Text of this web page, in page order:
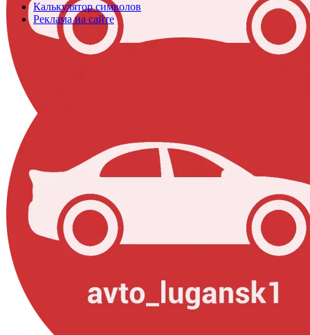
Калькулятор символов
Реклама на сайте